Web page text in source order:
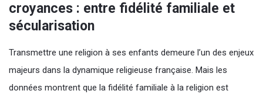
croyances : entre fidélité familiale et
sécularisation
Transmettre une religion à ses enfants demeure l’un des enjeux
majeurs dans la dynamique religieuse française. Mais les
données montrent que la fidélité familiale à la religion est